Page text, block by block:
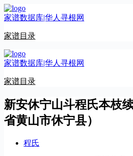
跳
至
容
家谱数据库|华人寻根网
家谱目录
家谱数据库|华人寻根网
家谱目录
新安休宁山斗程氏本枝
省黄山市休宁县）
程氏